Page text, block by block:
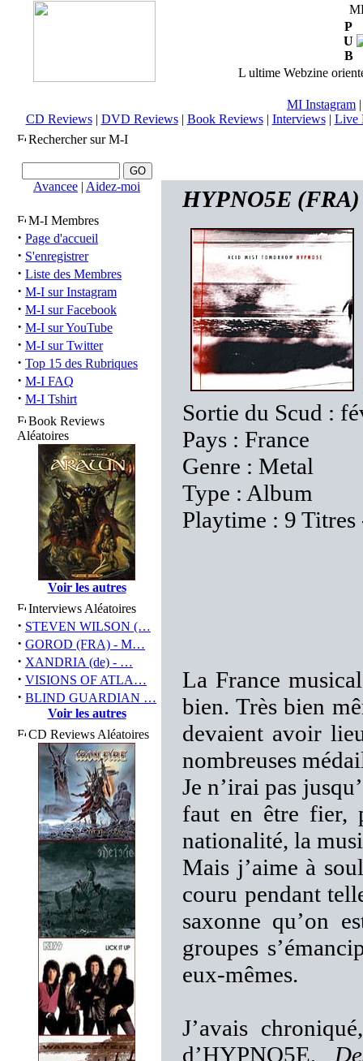
P
U
B
L ultime Webzine
MI Instagram
CD Reviews| DVD Reviews| Book Reviews| Interviews| Live
Rechercher sur M-I
Avancee | Aidez-moi
M-I Membres
· Page d'accueil
· S'enregistrer
· Liste des Membres
· M-I sur Instagram
· M-I sur Facebook
· M-I sur YouTube
· M-I sur Twitter
· Top 15 des Rubriques
· M-I FAQ
· M-I Tshirt
Book Reviews
Aléatoires
Voir les autres
Interviews Aléatoires
· STEVEN WILSON (…
· GOROD (FRA) - M…
· XANDRIA (de) - …
· VISIONS OF ATLA…
· BLIND GUARDIAN …
Voir les autres
CD Reviews Aléatoires
HYPNO5E
Sortie du Scud :
Pays : France
Genre : Metal
Type : Album
Playtime : 9
La France
bien. Très bien
devaient avoir
nombreuses
Je n’irai pas
faut en être fier,
nationalité, la
Mais j’aime à
couru pendant
saxonne qu’on
groupes
eux-mêmes.
J’avais
d’HYPNO5E,